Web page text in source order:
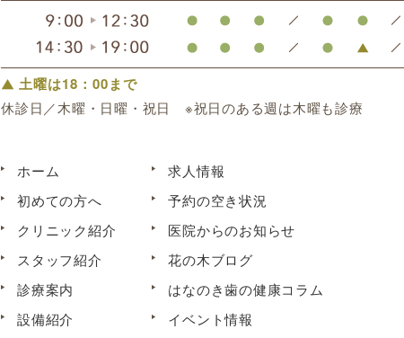
土曜は18：00まで
休診日／木曜・日曜・祝日 ※祝日のある週は木曜も診療
ホーム
初めての方へ
クリニック紹介
スタッフ紹介
診療案内
設備紹介
求人情報
予約の空き状況
医院からのお知らせ
花の木ブログ
はなのき歯の健康コラム
イベント情報